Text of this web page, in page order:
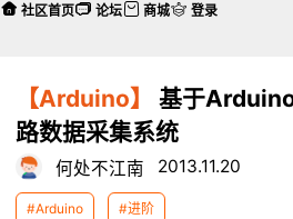
【Arduino】
基于
路数据采集系统
何处不江南 2013.11.20
#Arduino #进阶
社区首页 论坛 商城 登录